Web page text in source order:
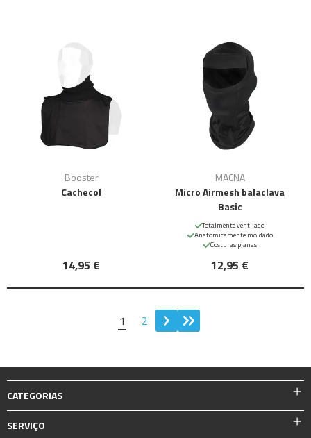
Booster
Cachecol
14,95 €
MACNA
Micro Airmesh balaclava
Basic
Totalmente ventilado
Anatomicamente moldado
Costuras planas
12,95 €
1 2
CATEGORIAS
SERVIÇO